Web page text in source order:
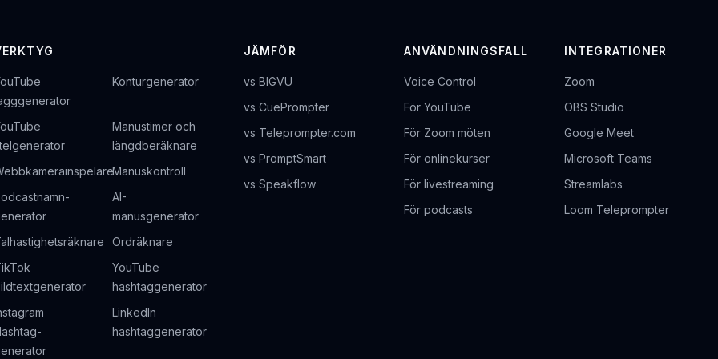
Konturgenerator
Manustimer och
längdberäknare
Manuskontroll
AI-
manusgenerator
Ordräknare
YouTube
hashtaggenerator
LinkedIn
hashtaggenerator
JÄMFÖR
vs BIGVU
vs CuePrompter
vs Teleprompter.com
vs PromptSmart
vs Speakflow
ANVÄNDNINGSFALL
Voice Control
För YouTube
För Zoom möten
För onlinekurser
För livestreaming
För podcasts
INTEGRATIONER
Zoom
OBS Studio
Google Meet
Microsoft Teams
Streamlabs
Loom Teleprompter